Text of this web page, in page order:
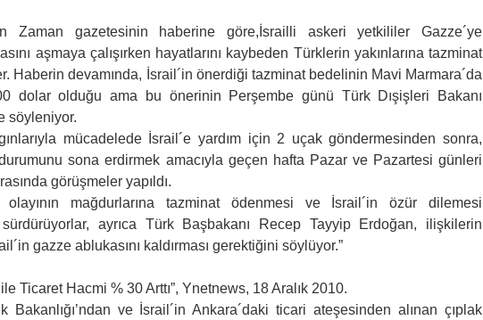
Zaman gazetesinin haberine göre,İsrailli askeri yetkililer Gazze´ye
aşmaya çalışırken hayatlarını kaybeden Türklerin yakınlarına tazminat
Haberin devamında, İsrail´in önerdiği tazminat bedelinin Mavi Marmara´da
dolar olduğu ama bu önerinin Perşembe günü Türk Dışişleri Bakanı
söyleniyor.
mücadelede İsrail´e yardım için 2 uçak göndermesinden sonra,
sona erdirmek amacıyla geçen hafta Pazar ve Pazartesi günleri
görüşmeler yapıldı.
mağdurlarına tazminat ödenmesi ve İsrail´in özür dilemesi
ayrıca Türk Başbakanı Recep Tayyip Erdoğan, ilişkilerin
gazze ablukasını kaldırması gerektiğini söylüyor.”
Ticaret Hacmi % 30 Arttı”, Ynetnews, 18 Aralık 2010.
ve İsrail´in Ankara´daki ticari ateşesinden alınan çıplak